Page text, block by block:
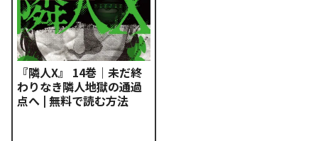
『隣人X』 14巻｜未だ終
わりなき隣人地獄の通過
点へ | 無料で読む方法